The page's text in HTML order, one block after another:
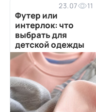
23.07 11
Футер или
интерлок: что
выбрать для
детской одежды